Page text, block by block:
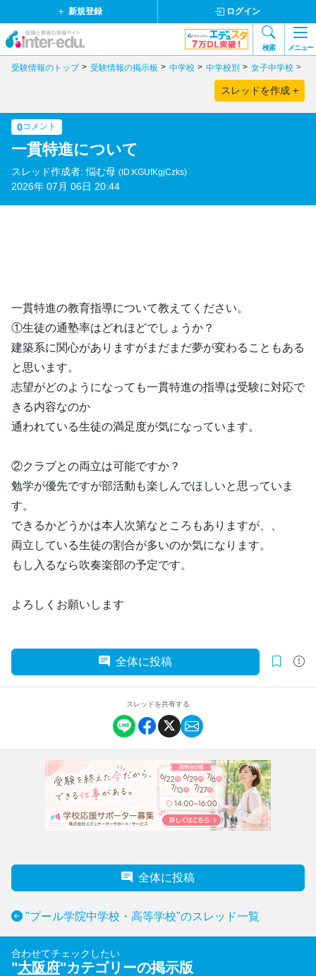
新規登録 ログイン
検索 メニュー
受験情報のトップ 受験情報の掲示板 中学校 中学校別 女子中学校
スレッドを作成 +
0コメント
一貫特進について
スレッド作成者: 悩む母 (ID:KGUfKgjCzks)
2026年 07月 06日 20:44
一貫特進の教育指導について教えてください。
①生徒の通塾率はどれほどでしょうか？
建築系に関心がありますがまだまだ夢が変わることもある
と思います。
志望がどのようになっても一貫特進の指導は受験に対応で
きる内容なのか
通われている生徒の満足度が気になっています。
②クラブとの両立は可能ですか？
勉学が優先ですが部活動も楽しんでほしいと思っていま
す。
できるかどうかは本人次第なところもありますが、、
両立している生徒の割合が多いのか気になります。
もし入るなら吹奏楽部の予定です。
よろしくお願いします
全体に投稿
スレッドを共有する
全体に投稿
"プール学院中学校・高等学校"のスレッド一覧
合わせてチェックしたい
"大阪府"カテゴリーの掲示版